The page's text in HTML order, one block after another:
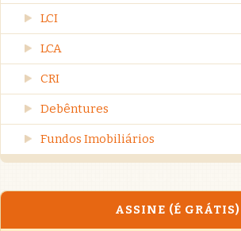
LCI
LCA
CRI
Debêntures
Fundos Imobiliários
ASSINE (É GRÁTIS)